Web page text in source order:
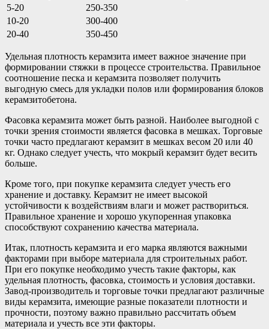
5-20
250-350
10-20
300-400
20-40
350-450
Удельная плотность керамзита имеет важное значение при
формировании стяжки в процессе строительства. Правильное
соотношение песка и керамзита позволяет получить
выгодную смесь для укладки полов или формирования блоков
керамзитобетона.
Фасовка керамзита может быть разной. Наиболее выгодной с
точки зрения стоимости является фасовка в мешках. Торговые
точки часто предлагают керамзит в мешках весом 20 или 40
кг. Однако следует учесть, что мокрый керамзит будет весить
больше.
Кроме того, при покупке керамзита следует учесть его
хранение и доставку. Керамзит не имеет высокой
устойчивости к воздействиям влаги и может раствориться.
Правильное хранение и хорошо укупоренная упаковка
способствуют сохранению качества материала.
Итак, плотность керамзита и его марка являются важными
факторами при выборе материала для строительных работ.
При его покупке необходимо учесть такие факторы, как
удельная плотность, фасовка, стоимость и условия доставки.
Завод-производитель и торговые точки предлагают различные
виды керамзита, имеющие разные показатели плотности и
прочности, поэтому важно правильно рассчитать объем
материала и учесть все эти факторы.